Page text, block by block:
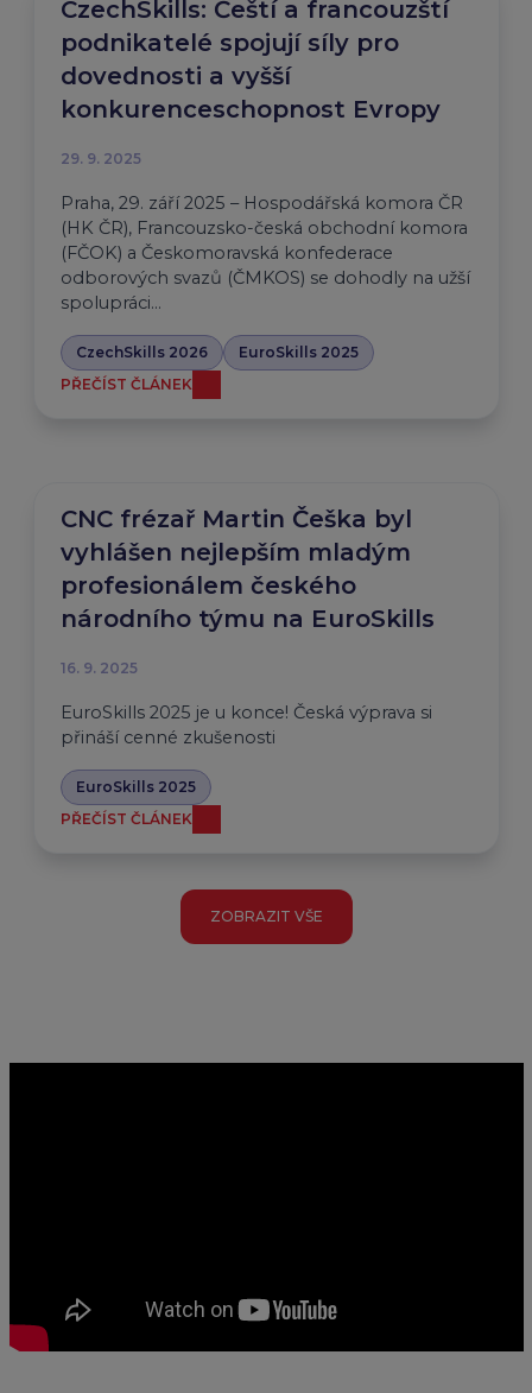
CzechSkills: Čeští a francouzští
podnikatelé spojují síly pro
dovednosti a vyšší
konkurenceschopnost Evropy
29. 9. 2025
Praha, 29. září 2025 – Hospodářská komora ČR
(HK ČR), Francouzsko-česká obchodní komora
(FČOK) a Českomoravská konfederace
odborových svazů (ČMKOS) se dohodly na užší
spolupráci…
CzechSkills 2026
EuroSkills 2025
PŘEČÍST ČLÁNEK
CNC frézař Martin Češka byl
vyhlášen nejlepším mladým
profesionálem českého
národního týmu na EuroSkills
16. 9. 2025
EuroSkills 2025 je u konce! Česká výprava si
přináší cenné zkušenosti
EuroSkills 2025
PŘEČÍST ČLÁNEK
ZOBRAZIT VŠE